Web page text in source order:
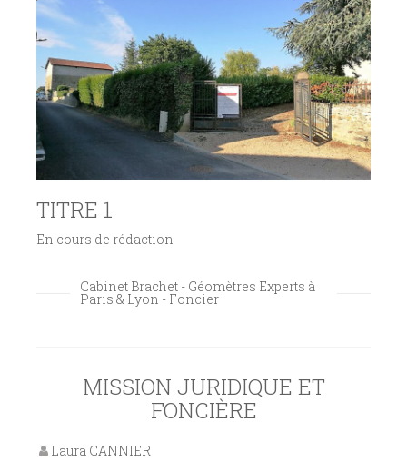
TITRE 1
En cours de rédaction
Cabinet Brachet - Géomètres Experts à
Paris & Lyon - Foncier
MISSION JURIDIQUE ET
FONCIÈRE
Laura CANNIER